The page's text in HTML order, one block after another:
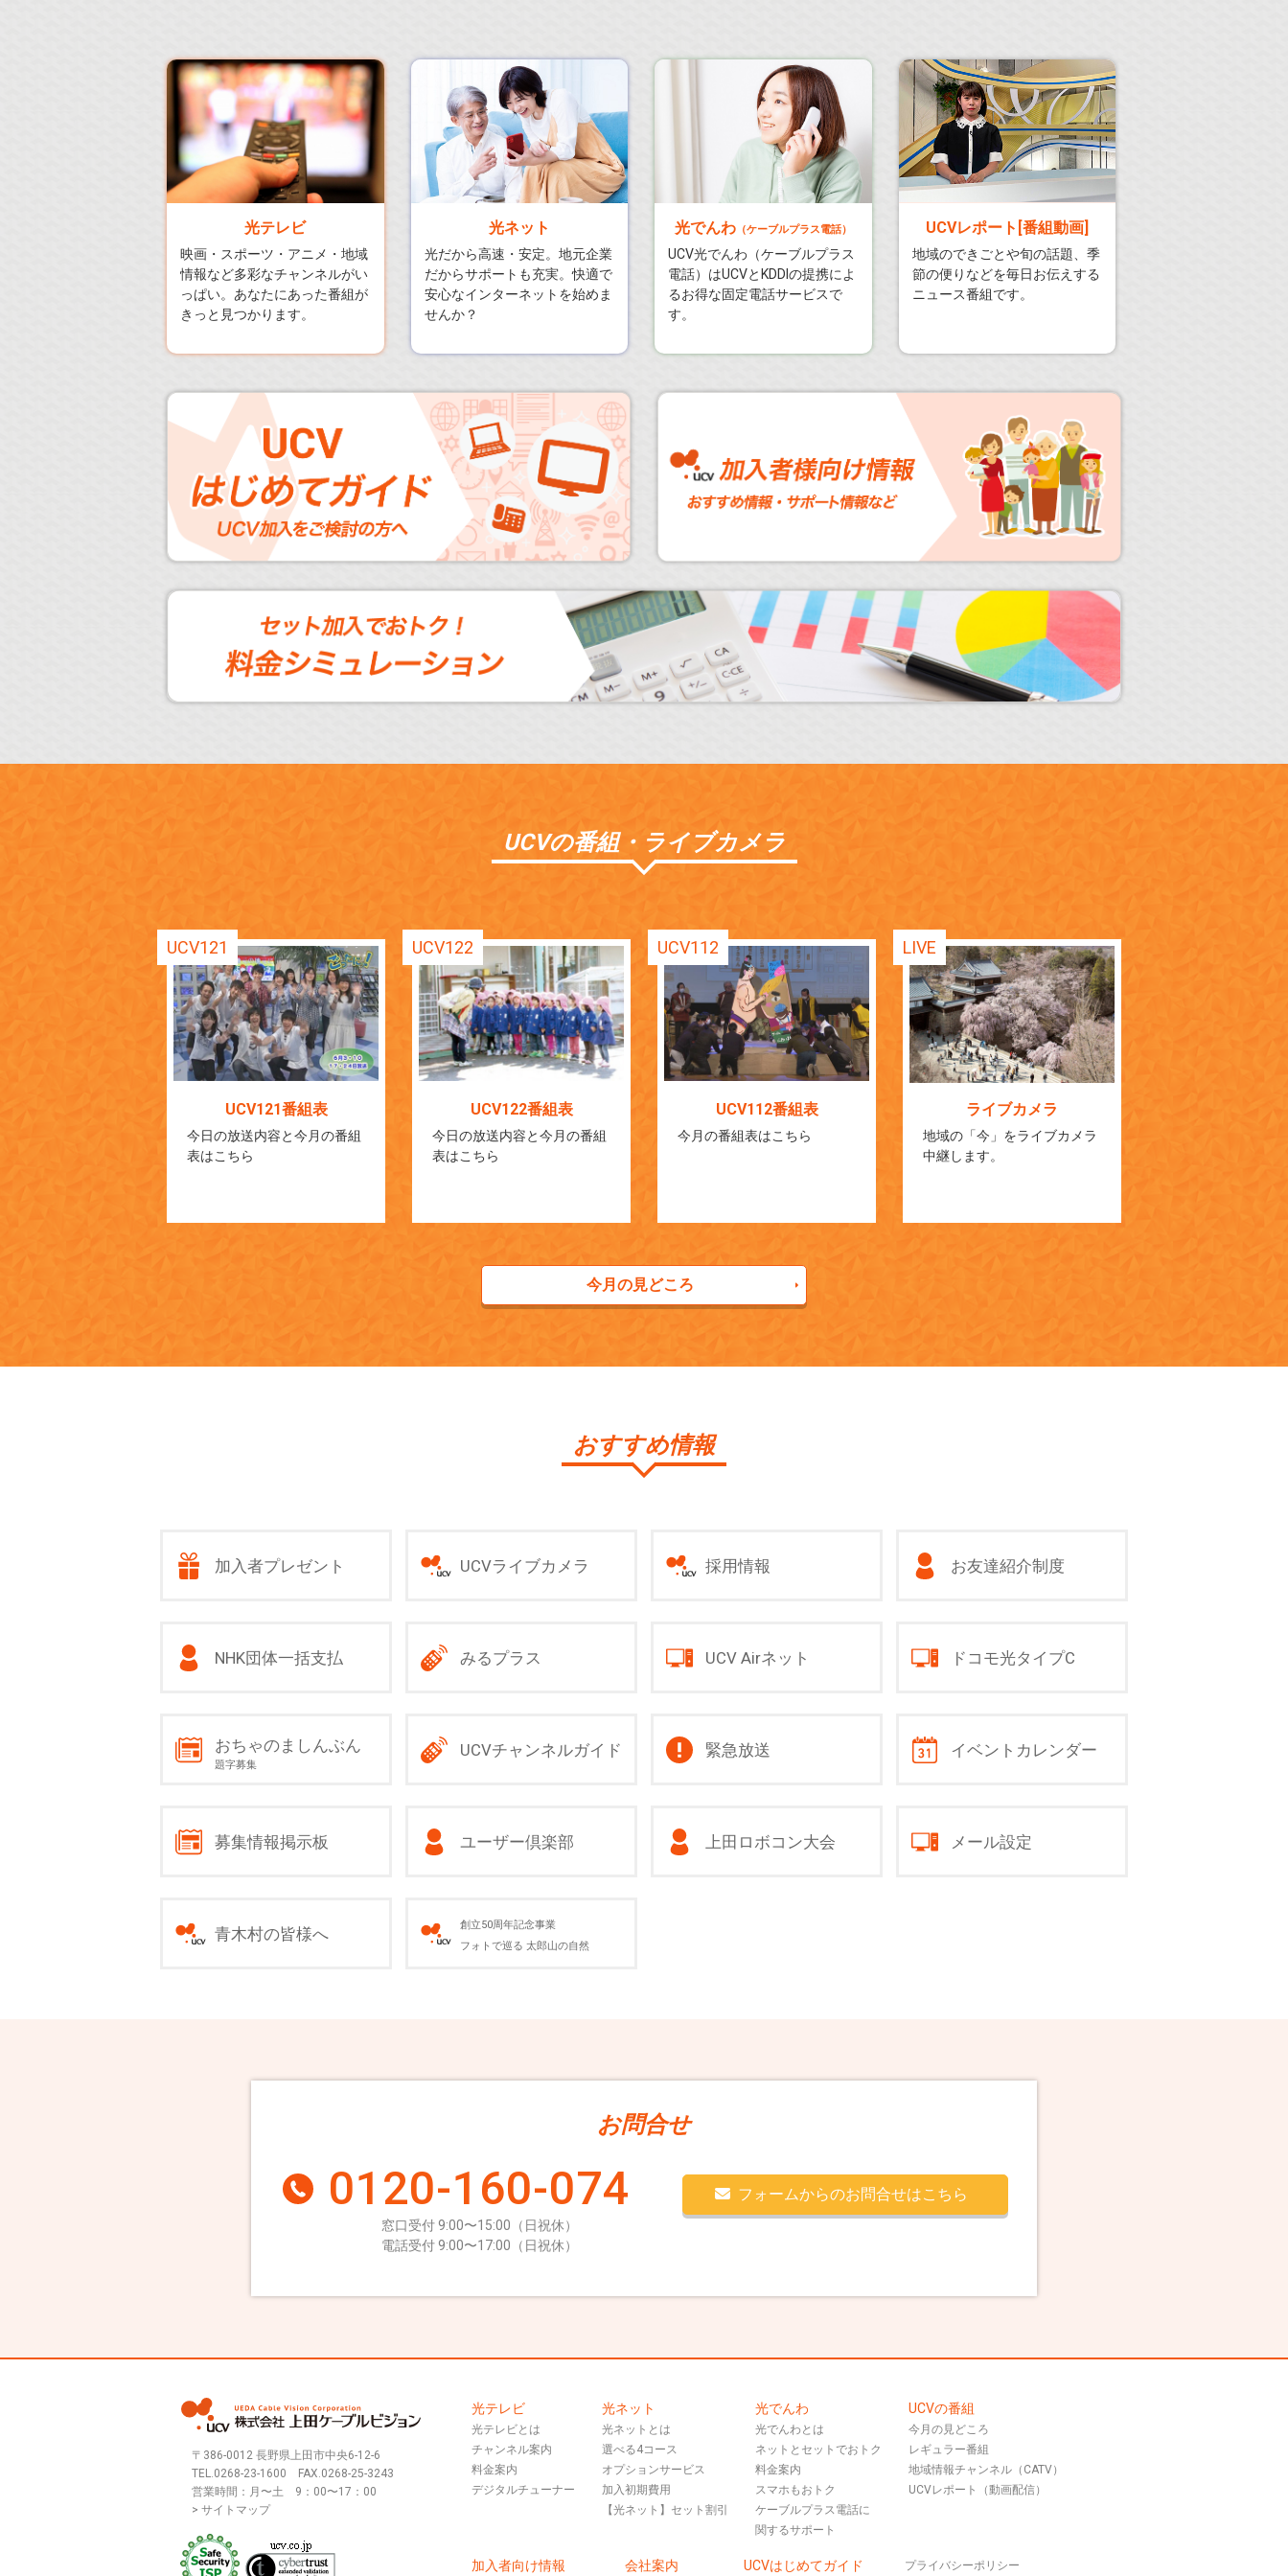
光テレビ
映画・スポーツ・アニメ・地域
情報など多彩なチャンネルがい
っぱい。あなたにあった番組が
きっと見つかります。
光ネット
光だから高速・安定。地元企業
だからサポートも充実。快適で
安心なインターネットを始めま
せんか？
光でんわ（ケーブルプラス電話）
UCV光でんわ（ケーブルプラス
電話）はUCVとKDDIの提携によ
るお得な固定電話サービスで
す。
UCVレポート[番組動画]
地域のできごとや旬の話題、季
節の便りなどを毎日お伝えする
ニュース番組です。
UCVの番組・ライブカメラ
UCV121
UCV121番組表
今日の放送内容と今月の番組
表はこちら
UCV122
UCV122番組表
今日の放送内容と今月の番組
表はこちら
UCV112
UCV112番組表
今月の番組表はこちら
LIVE
ライブカメラ
地域の「今」をライブカメラ
中継します。
今月の見どころ
おすすめ情報
加入者プレゼント UCVライブカメラ 採用情報 お友達紹介制度
NHK団体一括支払 みるプラス UCV Airネット ドコモ光タイプC
おちゃのましんぶん
題字募集
UCVチャンネルガイド 緊急放送 イベントカレンダー
募集情報掲示板 ユーザー倶楽部 上田ロボコン大会 メール設定
青木村の皆様へ
創立50周年記念事業
フォトで巡る 太郎山の自然
お問合せ
0120-160-074
窓口受付 9:00〜15:00（日祝休）
電話受付 9:00〜17:00（日祝休）
フォームからのお問合せはこちら
〒386-0012 長野県上田市中央6-12-6
TEL.0268-23-1600 FAX.0268-25-3243
営業時間：月〜土 9：00〜17：00
> サイトマップ
光テレビ
光テレビとは
チャンネル案内
料金案内
デジタルチューナー
光ネット
光ネットとは
選べる4コース
オプションサービス
加入初期費用
【光ネット】セット割引
光でんわ
光でんわとは
ネットとセットでおトク
料金案内
スマホもおトク
ケーブルプラス電話に
関するサポート
UCVの番組
今月の見どころ
レギュラー番組
地域情報チャンネル（CATV）
UCVレポート（動画配信）
加入者向け情報 会社案内 UCVはじめてガイド プライバシーポリシー